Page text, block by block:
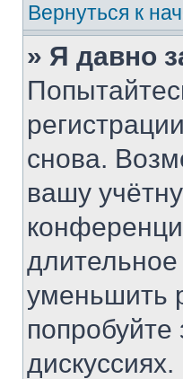
Вернуться к
» Я давно
снова.
вашу
уменьшить
попробуйте
дискуссиях.